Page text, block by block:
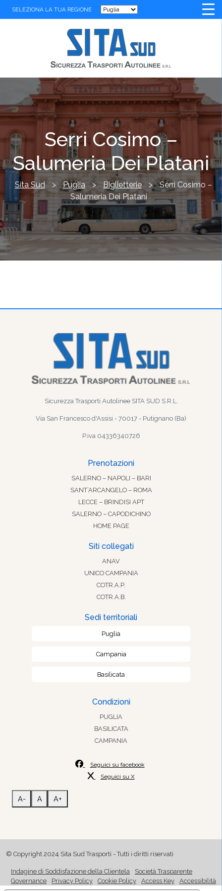
SELEZIONA LA TUA REGIONE
Serri Cosimo –
Salumeria Dei Platani
Sita Sud > Puglia > Biglietterie > Serri Cosimo –
Salumeria Dei Platani
Sicurezza Trasporti Autolinee SITA SUD S.R.L.
Via San Francesco d'Assisi - 70017 - Putignano (Ba)
P.iva 04336340726
Prenotazioni
SALERNO – NAPOLI – BARI
SANT’ARCANGELO – ROMA
LECCE – BRINDISI APT
SALERNO – CAPODICHINO
HOME PAGE
Siti collegati
ANAV
UNICO CAMPANIA
COTR.A.P.
COTR.A.B.
Sedi territoriali
Puglia
Campania
Basilicata
Condizioni
PUGLIA
BASILICATA
CAMPANIA
Seguici su facebook
Seguici su X
A- A A+
© Copyright 2024 Sita Sud Trasporti - Tutti i diritti riservati
Indagine di Soddisfazione della Clientela
Società Trasparente
Governance
Privacy Policy Cookie Policy Access Key Accessibilità